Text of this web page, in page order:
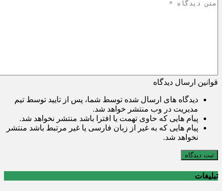
قوانین ارسال دیدگاه
دیدگاه های ارسال شده توسط شما، پس از تایید توسط تیم
مدیریت در وب منتشر خواهد شد.
پیام هایی که حاوی تهمت یا افترا باشد منتشر نخواهد شد.
پیام هایی که به غیر از زبان فارسی یا غیر مرتبط باشد منتشر
نخواهد شد.
ثبت دیدگاه
تبلیغات